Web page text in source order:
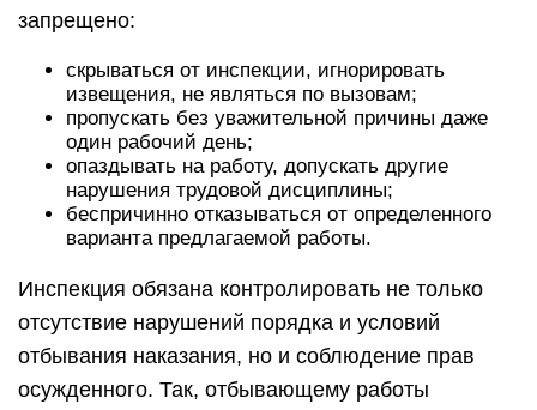
запрещено:
скрываться от инспекции, игнорировать
извещения, не являться по вызовам;
пропускать без уважительной причины даже
один рабочий день;
опаздывать на работу, допускать другие
нарушения трудовой дисциплины;
беспричинно отказываться от определенного
варианта предлагаемой работы.
Инспекция обязана контролировать не только
отсутствие нарушений порядка и условий
отбывания наказания, но и соблюдение прав
осужденного. Так, отбывающему работы